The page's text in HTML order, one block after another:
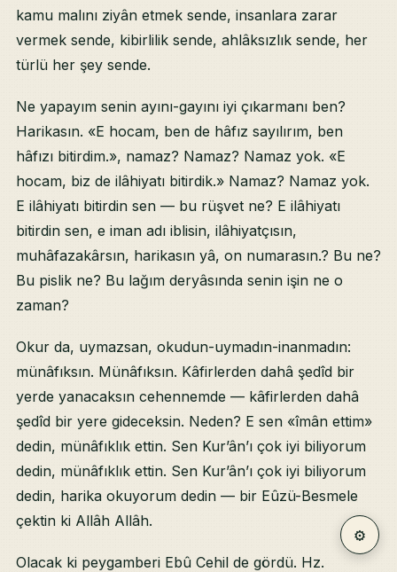
kamu malını ziyân etmek sende, insanlara zarar
vermek sende, kibirlilik sende, ahlâksızlık sende, her
türlü her şey sende.
Ne yapayım senin ayını-gayını iyi çıkarmanı ben?
Harikasın. «E hocam, ben de hâfız sayılırım, ben
hâfızı bitirdim.», namaz? Namaz? Namaz yok. «E
hocam, biz de ilâhiyatı bitirdik.» Namaz? Namaz yok.
E ilâhiyatı bitirdin sen — bu rüşvet ne? E ilâhiyatı
bitirdin sen, e iman adı iblisin, ilâhiyatçısın,
muhâfazakârsın, harikasın yâ, on numarasın.? Bu ne?
Bu pislik ne? Bu lağım deryâsında senin işin ne o
zaman?
Okur da, uymazsan, okudun-uymadın-inanmadın:
münâfıksın. Münâfıksın. Kâfirlerden dahâ şedîd bir
yerde yanacaksın cehennemde — kâfirlerden dahâ
şedîd bir yere gideceksin. Neden? E sen «îmân ettim»
dedin, münâfıklık ettin. Sen Kur’ân’ı çok iyi biliyorum
dedin, münâfıklık ettin. Sen Kur’ân’ı çok iyi biliyorum
dedin, harika okuyorum dedin — bir Eûzü-Besmele
çektin ki Allâh Allâh.
Olacak ki peygamberi Ebû Cehil de gördü. Hz.
⚙